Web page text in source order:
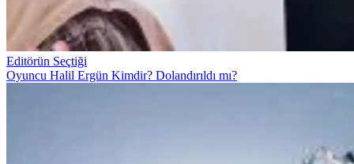
Editörün Seçtiği
Oyuncu Halil Ergün Kimdir? Dolandırıldı mı?